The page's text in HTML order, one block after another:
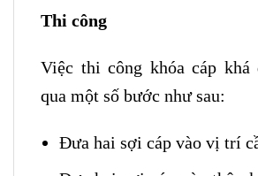
Thi công
Việc thi công khóa cáp khá
qua một số bước như sau:
Đưa hai sợi cáp vào vị trí